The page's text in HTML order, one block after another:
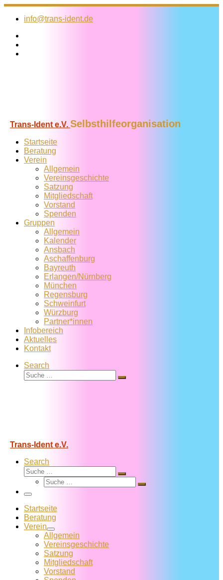
Zum
Inhalt
info@trans-ident.de
Trans-Ident e.V. Selbsthilfeorganisation
Startseite
Beratung
Verein
Allgemein
Vereins­geschichte
Satzung
Mitglied­schaft
Vorstand
Spenden
Gruppen
Allgemein
Kalender
Ansbach
Aschaffenburg
Bayreuth
Erlangen/Nürnberg
München
Regensburg
Schweinfurt
Würzburg
Partner*innen
Infobereich
Aktuelles
Kontakt
Search
Suche
Suche
Trans-Ident e.V.
Search
Suche
Suche
Suche
Suche
Menü
Startseite
Beratung
Verein
Allgemein
Vereins­geschichte
Satzung
Mitglied­schaft
Vorstand